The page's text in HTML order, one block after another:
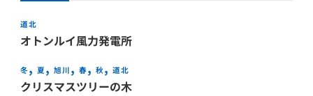
道北
オトンルイ風力発電所
冬 夏 旭川 春 秋 道北
クリスマスツリーの木